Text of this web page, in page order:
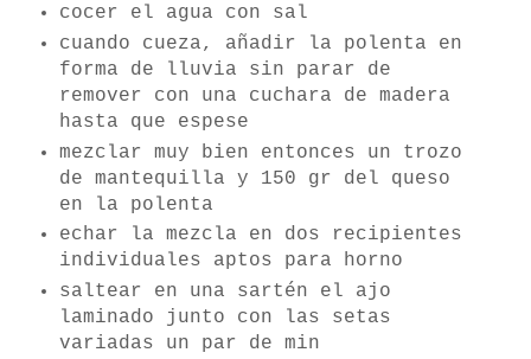
cocer el agua con sal
cuando cueza, añadir la polenta en
forma de lluvia sin parar de
remover con una cuchara de madera
hasta que espese
mezclar muy bien entonces un trozo
de mantequilla y 150 gr del queso
en la polenta
echar la mezcla en dos recipientes
individuales aptos para horno
saltear en una sartén el ajo
laminado junto con las setas
variadas un par de min